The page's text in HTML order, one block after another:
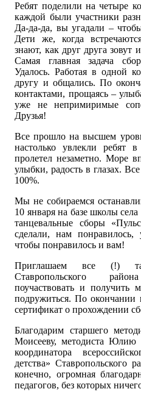
Ребят поделили на четыре
каждой были участники
Да-да-да, вы угадали –
Дети же, когда
знают, как друг друга зовут
Самая главная задача
Удалось. Работая в одной
другу и общались. По
контактами, прощаясь –
уже не непримиримые
Друзья!
Все прошло на высшем
настолько увлекли ребят
пролетел незаметно. Море
улыбки, радость в глазах.
100%.
Мы не собираемся
10 января на базе школы
танцевальные сборы
сделали, нам
чтобы понравилось и вам!
Приглашаем все (!)
Ставропольского
поучаствовать и
подружиться. По окончании
сертификат о прохождении
Благодарим старшего
Моисееву, методиста Юлию
координатора
детства» Ставропольского
конечно, огромная
педагогов, без которых